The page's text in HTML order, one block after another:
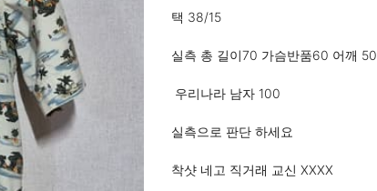
택 38/15
실측 총 길이70 가슴반품60 어깨 50
실측으로 판단 하세요
착샷 네고 직거래 교신 XXXX